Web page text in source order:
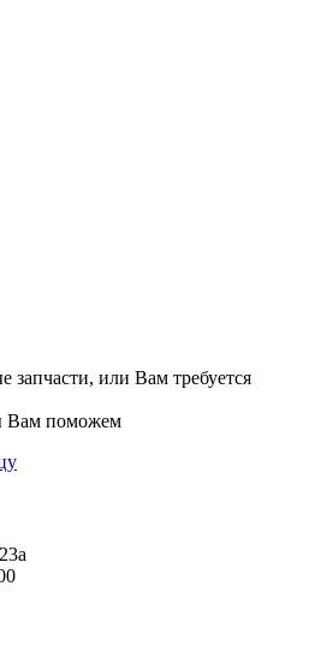
или Вам требуется
Вам поможем